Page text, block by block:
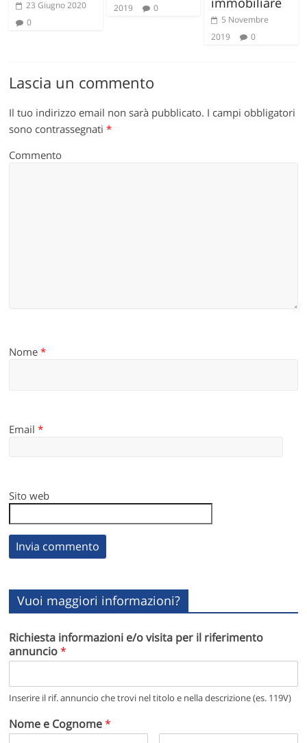
23 Giugno 2020
0
2019 0
5 Novembre
2019
0
Lascia un commento
Il tuo indirizzo email non sarà pubblicato. I campi obbligatori
sono contrassegnati*
Commento
Nome*
Email*
Sito web
Vuoi maggiori informazioni?
Richiesta informazioni e/o visita per il riferimento
annuncio*
Inserire il rif. annuncio che trovi nel titolo e nella descrizione (es. 119V)
Nome e Cognome*